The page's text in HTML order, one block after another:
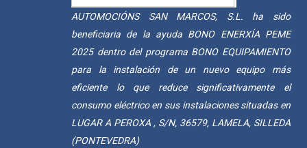
AUTOMOCIÓNS SAN MARCOS, S.L. ha sido
beneficiaria de la ayuda BONO ENERXÍA PEME
2025 dentro del programa BONO EQUIPAMIENTO
para la instalación de un nuevo equipo más
eficiente lo que reduce significativamente el
consumo eléctrico en sus instalaciones situadas en
LUGAR A PEROXA , S/N, 36579, LAMELA, SILLEDA
(PONTEVEDRA)